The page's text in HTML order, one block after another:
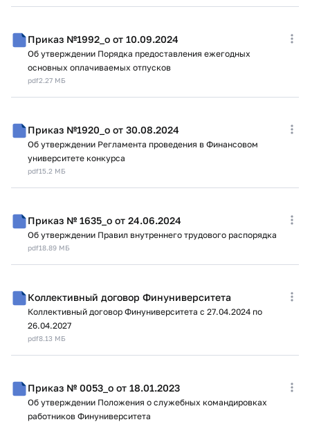
Приказ №1992_о от 10.09.2024
Об утверждении Порядка предоставления ежегодных
основных оплачиваемых отпусков
pdf2.27 МБ
Приказ №1920_о от 30.08.2024
Об утверждении Регламента проведения в Финансовом
университете конкурса
pdf15.2 МБ
Приказ № 1635_о от 24.06.2024
Об утверждении Правил внутреннего трудового распорядка
pdf18.89 МБ
Коллективный договор Финуниверситета
Коллективный договор Финуниверситета с 27.04.2024 по
26.04.2027
pdf8.13 МБ
Приказ № 0053_о от 18.01.2023
Об утверждении Положения о служебных командировках
работников Финуниверситета